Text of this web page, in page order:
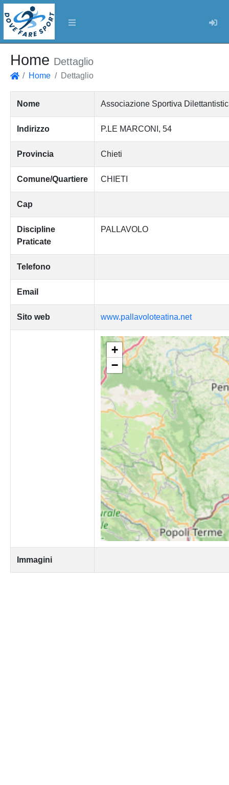
Home Dettaglio
Home Dettaglio
Nome Associazione Sportiva
Indirizzo P.LE MARCONI, 54
Provincia Chieti
Comune/Quartiere CHIETI
Cap
Discipline
Praticate
PALLAVOLO
Telefono
Email
Sito web www.pallavoloteatina.net
+
−
Immagini